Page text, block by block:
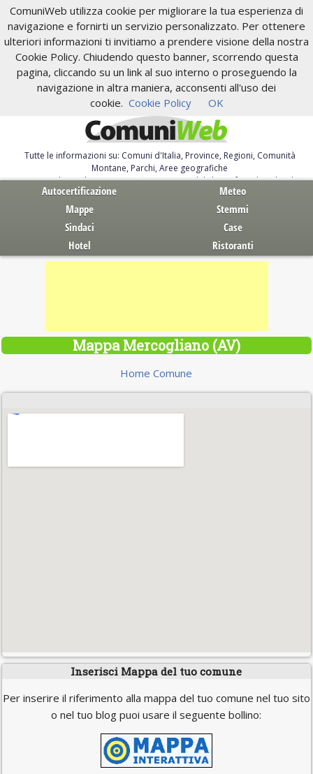
ComuniWeb utilizza cookie per migliorare la tua esperienza di
navigazione e fornirti un servizio personalizzato. Per ottenere
ulteriori informazioni ti invitiamo a prendere visione della nostra
Cookie Policy. Chiudendo questo banner, scorrendo questa
pagina, cliccando su un link al suo interno o proseguendo la
navigazione in altra maniera, acconsenti all'uso dei
cookie. Cookie Policy OK
Tutte le informazioni su: Comuni d'Italia, Province, Regioni, Comunità
Montane, Parchi, Aree geografiche
Servizi al Cittadino. Autocertificazione, moduli, leggi, free download
Autocertificazione
Meteo
Mappe
Stemmi
Sindaci
Case
Hotel
Ristoranti
Mappa Mercogliano (AV)
Home Comune
Inserisci Mappa del tuo comune
Per inserire il riferimento alla mappa del tuo comune nel tuo sito
o nel tuo blog puoi usare il seguente bollino: